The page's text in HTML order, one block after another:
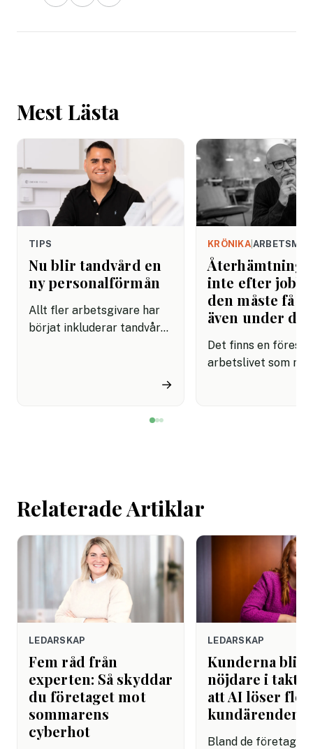
Mest Lästa
TIPS
Nu blir tandvård en
ny personalförmån
Allt fler arbetsgivare har
börjat inkluderar tandvård i
miljon svenskar uppger att
→
KRÖNIKA|
Återhämtning
inte efter
den måste få
även under
Det finns en
arbetslivet som
Relaterade Artiklar
LEDARSKAP
Fem råd från
experten: Så skyddar
du företaget mot
sommarens
cyberhot
LEDARSKAP
Kunderna blir
nöjdare i takt
att AI löser fler
kundärenden
Bland de företag